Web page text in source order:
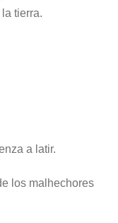
tierra.
a latir.
los malhechores